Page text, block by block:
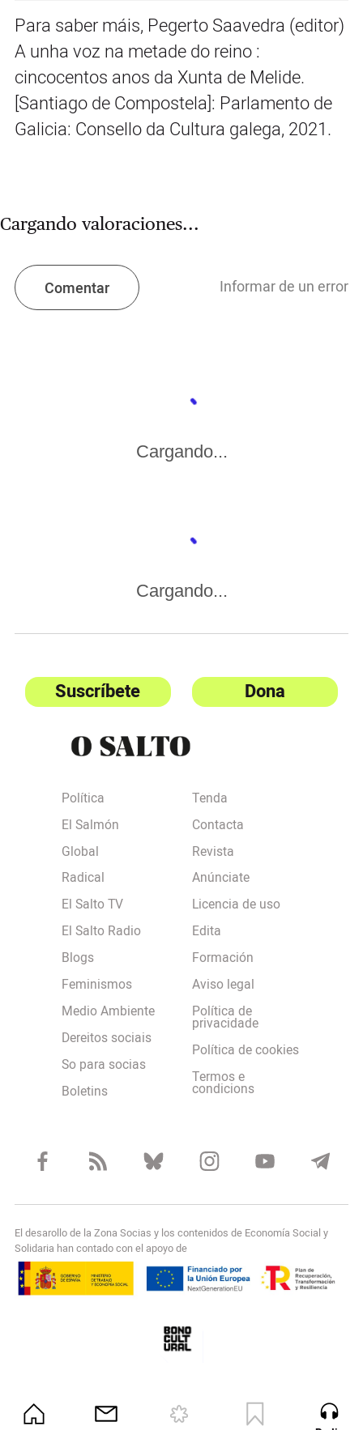
Para saber máis, Pegerto Saavedra (editor)
A unha voz na metade do reino :
cincocentos anos da Xunta de Melide.
[Santiago de Compostela]: Parlamento de
Galicia: Consello da Cultura galega, 2021.
Cargando valoraciones...
Comentar Informar de un error
Cargando...
Cargando...
Suscríbete Dona
Política
El Salmón
Global
Radical
El Salto TV
El Salto Radio
Blogs
Feminismos
Medio Ambiente
Dereitos sociais
So para socias
Boletins
Tenda
Contacta
Revista
Anúnciate
Licencia de uso
Edita
Formación
Aviso legal
Política de
privacidade
Política de cookies
Termos e
condicions
El desarollo de la Zona Socias y los contenidos de Economía Social y
Solidaria han contado con el apoyo de